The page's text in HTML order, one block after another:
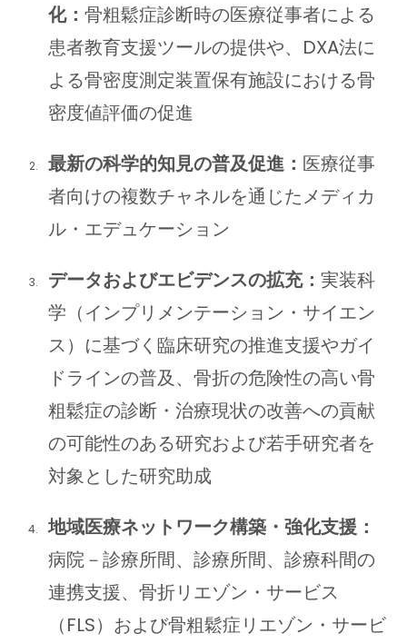
化： 骨粗鬆症診断時の医療従事者による
患者教育支援ツールの提供や、DXA法に
よる骨密度測定装置保有施設における骨
密度値評価の促進
最新の科学的知見の普及促進： 医療従事
者向けの複数チャネルを通じたメディカ
ル・エデュケーション
データおよびエビデンスの拡充： 実装科
学（インプリメンテーション・サイエン
ス）に基づく臨床研究の推進支援やガイ
ドラインの普及、骨折の危険性の高い骨
粗鬆症の診断・治療現状の改善への貢献
の可能性のある研究および若手研究者を
対象とした研究助成
地域医療ネットワーク構築・強化支援：
病院－診療所間、診療所間、診療科間の
連携支援、骨折リエゾン・サービス
（FLS）および骨粗鬆症リエゾン・サービ